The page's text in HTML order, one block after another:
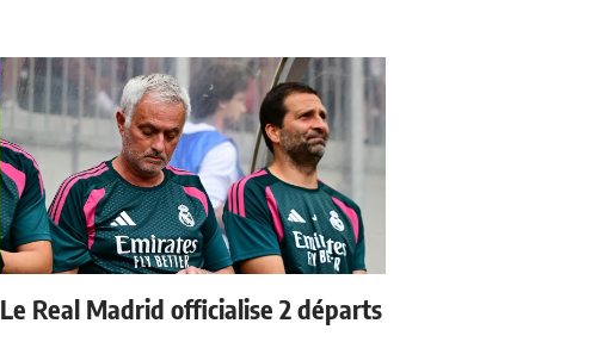
Le Real Madrid officialise 2 départs